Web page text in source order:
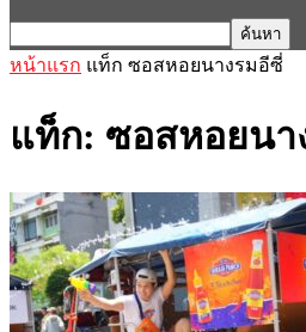
หน้าแรก แท็ก ซอสหอยนางรมอีซี่
แท็ก: ซอสหอยนา